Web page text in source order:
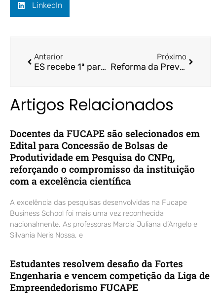
LinkedIn
Anterior
ES recebe 1ª parcela do socorro federal; dívida com BNDES é suspensa – A Gazeta / Prof. Dr. Bruno Funchal
Próximo
Reforma da Previdência entre as causas, diz especialista – Jornal A Tribuna / Profª. Drª. Arilda Teixeira
Artigos Relacionados
Docentes da FUCAPE são selecionados em
Edital para Concessão de Bolsas de
Produtividade em Pesquisa do CNPq,
reforçando o compromisso da instituição
com a excelência científica
A excelência das pesquisas desenvolvidas na Fucape
Business School foi mais uma vez reconhecida
nacionalmente. As professoras Marcia Juliana d’Angelo e
Silvania Neris Nossa, e
Estudantes resolvem desafio da Fortes
Engenharia e vencem competição da Liga de
Empreendedorismo FUCAPE